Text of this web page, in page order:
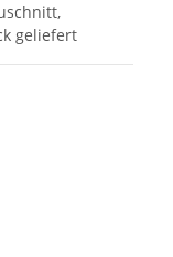
geliefert